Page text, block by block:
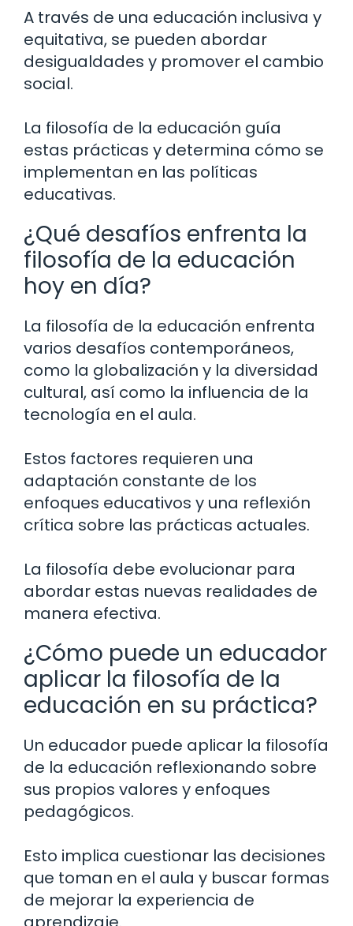
A través de una educación inclusiva y
equitativa, se pueden abordar
desigualdades y promover el cambio
social.
La filosofía de la educación guía
estas prácticas y determina cómo se
implementan en las políticas
educativas.
¿Qué desafíos enfrenta la
filosofía de la educación
hoy en día?
La filosofía de la educación enfrenta
varios desafíos contemporáneos,
como la globalización y la diversidad
cultural, así como la influencia de la
tecnología en el aula.
Estos factores requieren una
adaptación constante de los
enfoques educativos y una reflexión
crítica sobre las prácticas actuales.
La filosofía debe evolucionar para
abordar estas nuevas realidades de
manera efectiva.
¿Cómo puede un educador
aplicar la filosofía de la
educación en su práctica?
Un educador puede aplicar la filosofía
de la educación reflexionando sobre
sus propios valores y enfoques
pedagógicos.
Esto implica cuestionar las decisiones
que toman en el aula y buscar formas
de mejorar la experiencia de